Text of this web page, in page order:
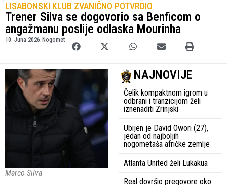
LISABONSKI KLUB ZVANIČNO POTVRDIO
Trener Silva se dogovorio sa Benficom o
angažmanu poslije odlaska Mourinha
10. Juna 2026. Nogomet
Marco Silva
NAJNOVIJE
Čelik kompaktnom igrom u
odbrani i tranzicijom želi
iznenaditi Zrinjski
Ubijen je David Owori (27),
jedan od najboljih
nogometaša afričke zemlje
Atlanta United želi Lukakua
Real dovršio pregovore oko